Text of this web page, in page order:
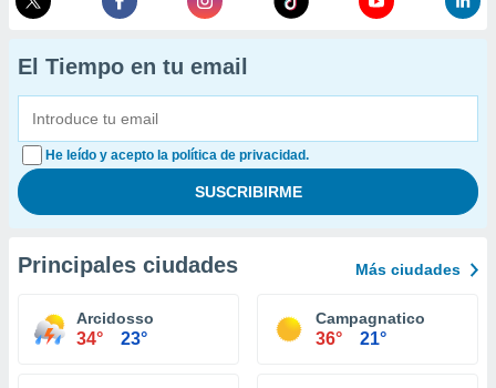
El Tiempo en tu email
He leído y acepto la política de privacidad.
Principales ciudades Más ciudades
Arcidosso
34° 23°
Campagnatico
36° 21°